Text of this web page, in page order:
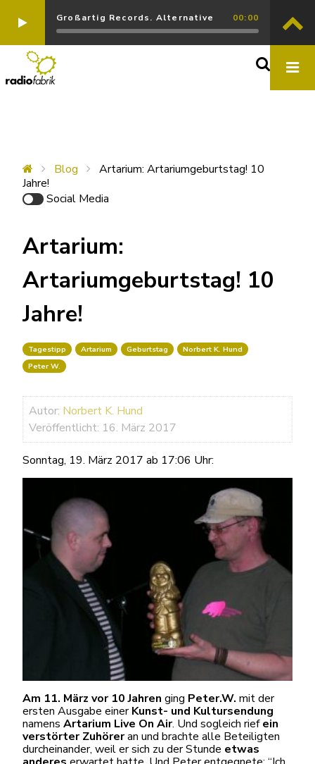
Großartig Records. Alternative 00:00
Blog
Artarium: Artariumgeburtstag! 10
Jahre!
Social Media
Artarium:
Artariumgeburtstag! 10
Jahre!
Tagestipp Artarium Geburtstag
Norbert K. Hund
Peter W.
Autor: Norbert K. Hund
Veröffentlicht: 16. März 2017
Sonntag, 19. März 2017 ab 17:06 Uhr:
Am 11. März vor 10 Jahren ging Peter.W. mit der
ersten Ausgabe einerKunst- und Kultursendung
namens Artarium Live On Air. Und sogleich riefein
verstörter Zuhöreran und brachte alle Beteiligten
durcheinander, weil er sich zu der Stunde etwas